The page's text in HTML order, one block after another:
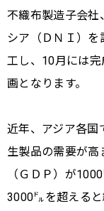
不織布製造子会社
シア（ＤＮＩ）
工し、10月には
画となります。
近年、アジア各国
生製品の需要が
（ＧＤＰ）が
3000㌦を超える